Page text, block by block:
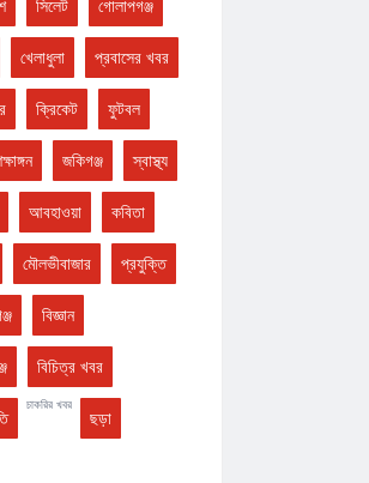
সিলেট গোলাপগঞ্জ
খেলাধুলা প্রবাসের খবর
ক্রিকেট ফুটবল
জকিগঞ্জ স্বাস্থ্য
আবহাওয়া কবিতা
মৌলভীবাজার প্রযুক্তি
বিজ্ঞান
বিচিত্র খবর
চাকরির খবর
ছড়া